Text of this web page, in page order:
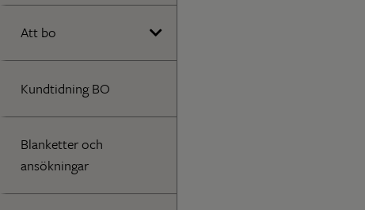
Att bo
Kundtidning BO
Blanketter och
ansökningar